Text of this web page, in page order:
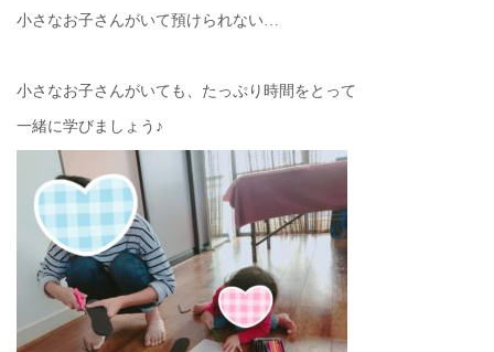
小さなお子さんがいて預けられない…
小さなお子さんがいても、たっぷり時間をとって
一緒に学びましょう♪